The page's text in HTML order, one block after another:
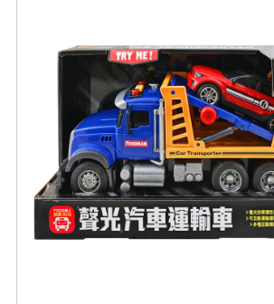
批發會員大招募，輕鬆實現財富自由!
老師您好!!幼教會員火熱招募中~
海外購物免煩惱！點我查看『海外購物